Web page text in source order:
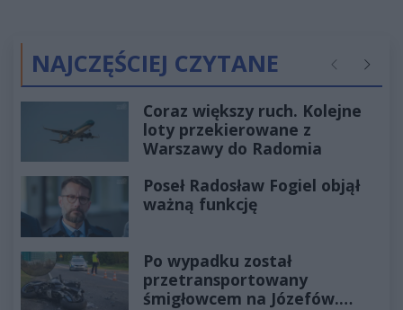
NAJCZĘŚCIEJ CZYTANE Poprzednie
Coraz większy ruch. Kolejne
loty przekierowane z
Warszawy do Radomia
Poseł Radosław Fogiel objął
ważną funkcję
Po wypadku został
przetransportowany
śmigłowcem na Józefów.